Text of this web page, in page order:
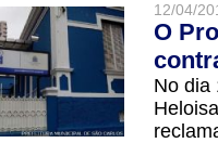
12/04/
O
No dia